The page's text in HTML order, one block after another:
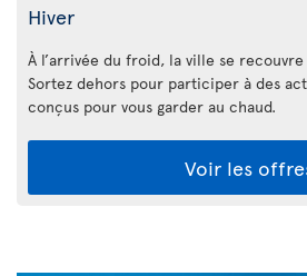
Hiver
À l’arrivée du froid, la ville se recouvre
Sortez dehors pour participer à des
conçus pour vous garder au chaud.
Voir les